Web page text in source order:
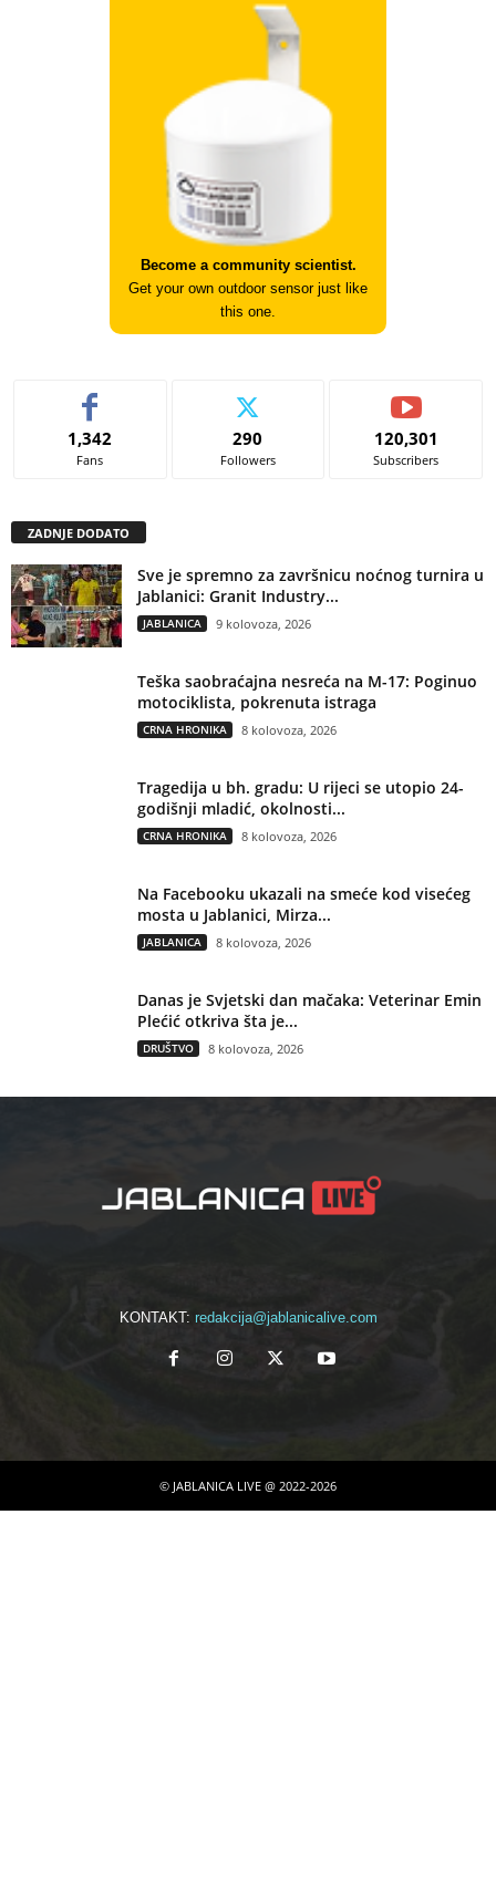
Become a community scientist.
Get your own outdoor sensor just like
this one.
1,342
Fans
290
Followers
120,301
Subscribers
ZADNJE DODATO
Sve je spremno za završnicu noćnog turnira u
Jablanici: Granit Industry...
JABLANICA 9 kolovoza, 2026
Teška saobraćajna nesreća na M-17: Poginuo
motociklista, pokrenuta istraga
CRNA HRONIKA 8 kolovoza, 2026
Tragedija u bh. gradu: U rijeci se utopio 24-
godišnji mladić, okolnosti...
CRNA HRONIKA 8 kolovoza, 2026
Na Facebooku ukazali na smeće kod visećeg
mosta u Jablanici, Mirza...
JABLANICA 8 kolovoza, 2026
Danas je Svjetski dan mačaka: Veterinar Emin
Plećić otkriva šta je...
DRUŠTVO 8 kolovoza, 2026
KONTAKT: redakcija@jablanicalive.com
© JABLANICA LIVE @ 2022-2026